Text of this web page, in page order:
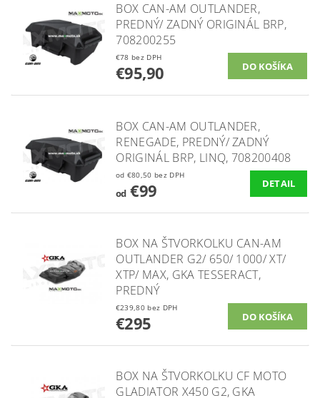
BOX CAN-AM OUTLANDER,
PREDNÝ/ ZADNÝ ORIGINÁL BRP,
708200255
€78 bez DPH
€95,90
BOX CAN-AM OUTLANDER,
RENEGADE, PREDNÝ/ ZADNÝ
ORIGINÁL BRP, LINQ, 708200408
od €80,50 bez DPH
od€99 DETAIL
BOX NA ŠTVORKOLKU CAN-AM
OUTLANDER G2/ 650/ 1000/ XT/
XTP/ MAX, GKA TESSERACT,
PREDNÝ
€239,80 bez DPH
€295
BOX NA ŠTVORKOLKU CF MOTO
GLADIATOR X450 G2, GKA